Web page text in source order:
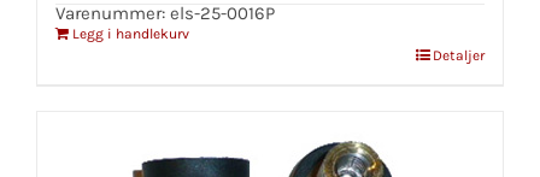
Varenummer: els-25-0016P
Legg i handlekurv
Detaljer